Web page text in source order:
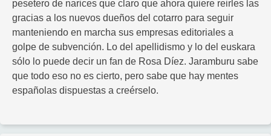
pesetero de narices que claro que ahora quiere reirles las
gracias a los nuevos dueños del cotarro para seguir
manteniendo en marcha sus empresas editoriales a
golpe de subvención. Lo del apellidismo y lo del euskara
sólo lo puede decir un fan de Rosa Díez. Jaramburu sabe
que todo eso no es cierto, pero sabe que hay mentes
españolas dispuestas a creérselo.